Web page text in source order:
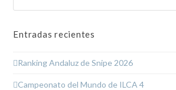
Entradas recientes
Ranking Andaluz de Snipe 2026
Campeonato del Mundo de ILCA 4